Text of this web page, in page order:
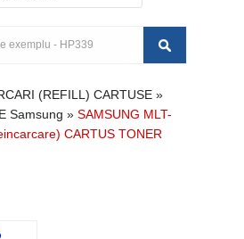
(REFILL) CARTUSE »
Samsung » SAMSUNG MLT-
CARTUS TONER